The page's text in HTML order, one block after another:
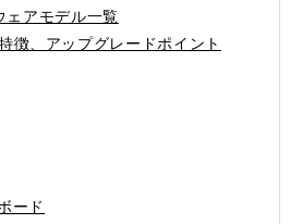
アモデル一覧
徴、アップグレードポイント
ード